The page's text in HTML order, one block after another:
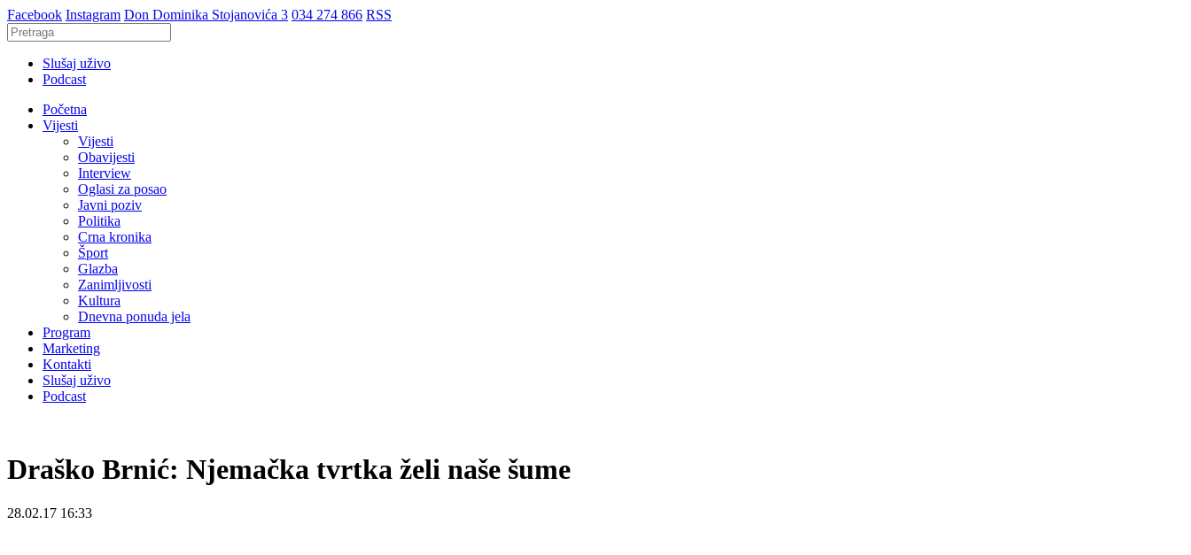
Facebook Instagram Don Dominika Stojanovića 3 034 274 866 RSS
Slušaj uživo
Podcast
Početna
Vijesti
Vijesti
Obavijesti
Interview
Oglasi za posao
Javni poziv
Politika
Crna kronika
Šport
Glazba
Zanimljivosti
Kultura
Dnevna ponuda jela
Program
Marketing
Kontakti
Slušaj uživo
Podcast
Draško Brnić: Njemačka tvrtka želi naše šume
28.02.17 16:33